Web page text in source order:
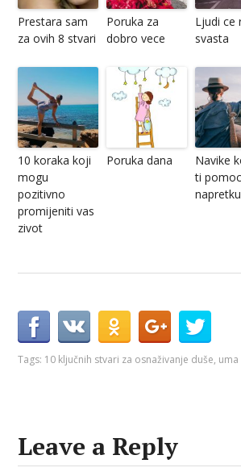
Prestara sam
za ovih 8 stvari
Poruka za
dobro vece
Ljudi ce
svasta
10 koraka koji
mogu
pozitivno
promijeniti vas
zivot
Poruka dana
Navike
ti
napretku
Tags: 10 ključnih stvari za osnaživanje duše,
Leave a Reply